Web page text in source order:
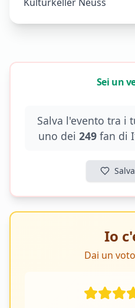
Sei un
Salva l'evento tra i
uno dei 249 fan di
Io
Dai un